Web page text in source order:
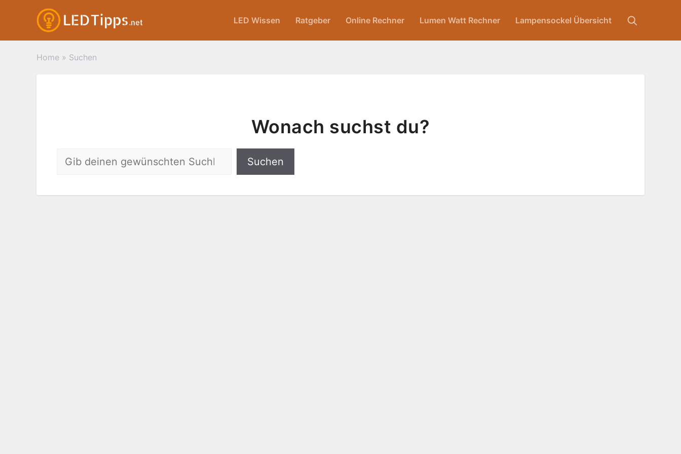
springen
LED Wissen Ratgeber Online Rechner Lumen Watt Rechner Lampensockel Übersicht
Home » Suchen
Wonach suchst du?
Suchen Suchen